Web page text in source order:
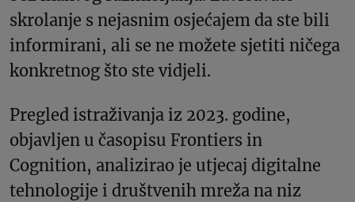
skrolanje s nejasnim osjećajem da ste bili
informirani, ali se ne možete sjetiti ničega
konkretnog što ste vidjeli.
Pregled istraživanja iz 2023. godine,
objavljen u časopisu Frontiers in
Cognition, analizirao je utjecaj digitalne
tehnologije i društvenih mreža na niz